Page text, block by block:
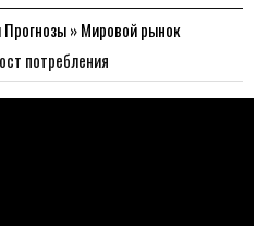
Прогнозы»Мировой рынок
потребления